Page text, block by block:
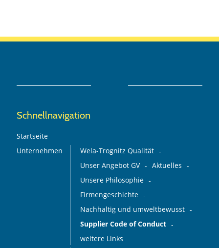
Schnellnavigation
Startseite
Unternehmen
Wela-Trognitz Qualität
Unser Angebot GV
Aktuelles
Unsere Philosophie
Firmengeschichte
Nachhaltig und umweltbewusst
Supplier Code of Conduct
weitere Links